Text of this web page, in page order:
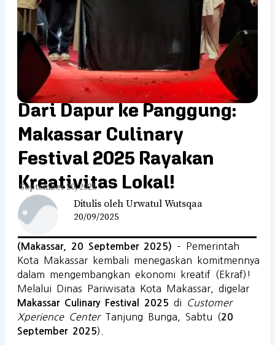
Dari Dapur ke Panggung:
Makassar Culinary
Festival 2025 Rayakan
Kreativitas Lokal!
September 20, 2025
Ditulis oleh Urwatul Wutsqaa
20/09/2025
(Makassar, 20 September 2025) – Pemerintah
Kota Makassar kembali menegaskan komitmennya
dalam mengembangkan ekonomi kreatif (Ekraf)!
Melalui Dinas Pariwisata Kota Makassar, digelar
Makassar Culinary Festival 2025 di
Customer
Xperience CenterTanjung Bunga, Sabtu (20
September 2025).